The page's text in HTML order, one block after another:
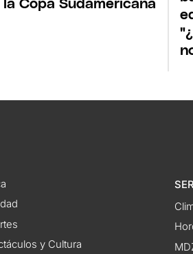
la Copa Sudamericana
y Cultura